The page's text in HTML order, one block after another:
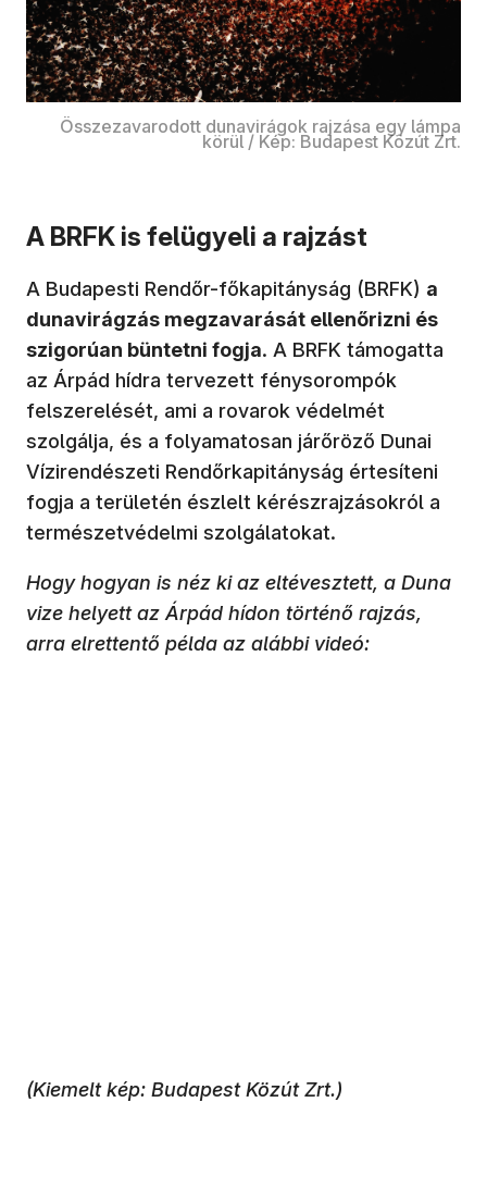
Összezavarodott dunavirágok rajzása egy lámpa
körül / Kép: Budapest Közút Zrt.
A BRFK is felügyeli a rajzást
A Budapesti Rendőr-főkapitányság (BRFK) a
dunavirágzás megzavarását ellenőrizni és
szigorúan büntetni fogja. A BRFK támogatta
az Árpád hídra tervezett fénysorompók
felszerelését, ami a rovarok védelmét
szolgálja, és a folyamatosan járőröző Dunai
Vízirendészeti Rendőrkapitányság értesíteni
fogja a területén észlelt kérészrajzásokról a
természetvédelmi szolgálatokat.
Hogy hogyan is néz ki az eltévesztett, a Duna
vize helyett az Árpád hídon történő rajzás,
arra elrettentő példa az alábbi videó:
(Kiemelt kép: Budapest Közút Zrt.)